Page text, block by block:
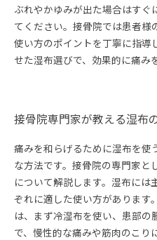
ぶれやかゆみが出た場合はすぐ
てください。接骨院では患者様
使い方のポイントを丁寧に指導
せた湿布選びで、効果的に痛み
接骨院専門家が教える湿布
痛みを和らげるために湿布を使
な方法です。接骨院の専門家と
について解説します。湿布には
ぞれに適した使い方があります
は、まず冷湿布を使い、患部の
で、慢性的な痛みや筋肉のこり